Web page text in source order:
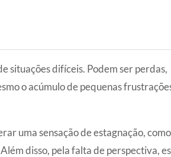
situações difíceis. Podem ser perdas,
o acúmulo de pequenas
uma sensação de estagnação,
disso, pela falta de perspectiva,